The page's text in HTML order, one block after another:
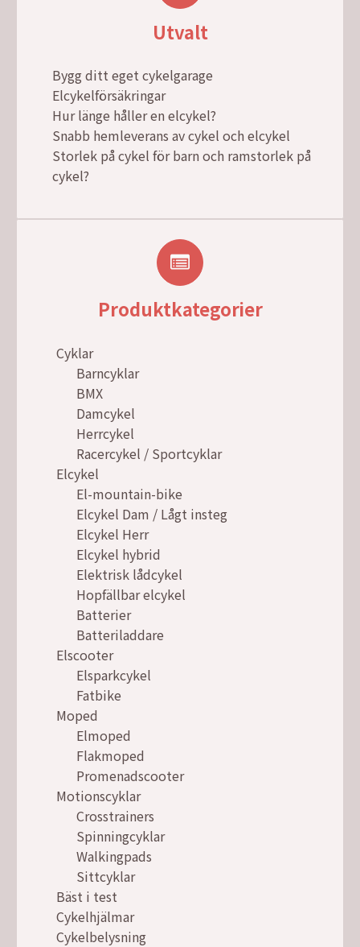
Utvalt
Bygg ditt eget cykelgarage
Elcykelförsäkringar
Hur länge håller en elcykel?
Snabb hemleverans av cykel och elcykel
Storlek på cykel för barn och ramstorlek på
cykel?
Produktkategorier
Cyklar
Barncyklar
BMX
Damcykel
Herrcykel
Racercykel / Sportcyklar
Elcykel
El-mountain-bike
Elcykel Dam / Lågt insteg
Elcykel Herr
Elcykel hybrid
Elektrisk lådcykel
Hopfällbar elcykel
Batterier
Batteriladdare
Elscooter
Elsparkcykel
Fatbike
Moped
Elmoped
Flakmoped
Promenadscooter
Motionscyklar
Crosstrainers
Spinningcyklar
Walkingpads
Sittcyklar
Bäst i test
Cykelhjälmar
Cykelbelysning